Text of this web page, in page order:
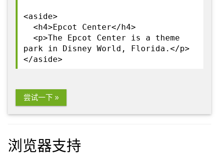
<aside>
<h4>Epcot Center</h4>
<p>The Epcot Center is a theme
park in Disney World, Florida.</p>
</aside>
尝试一下 »
浏览器支持